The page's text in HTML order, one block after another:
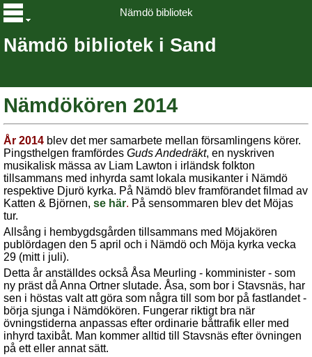
Nämdö bibliotek i Sand
Nämdö bibliotek
Nämdökören 2014
År 2014 blev det mer samarbete mellan församlingens körer.
Pingsthelgen framfördes Guds Andedräkt, en nyskriven
musikalisk mässa av Liam Lawton i irländsk folkton
tillsammans med inhyrda samt lokala musikanter i Nämdö
respektive Djurö kyrka. På Nämdö blev framförandet filmad av
Katten & Björnen, se här. På sensommaren blev det Möjas
tur.
Allsång i hembygdsgården tillsammans med Möjakören
publördagen den 5 april och i Nämdö och Möja kyrka vecka
29 (mitt i juli).
Detta år anställdes också Åsa Meurling - komminister - som
ny präst då Anna Ortner slutade. Åsa, som bor i Stavsnäs, har
sen i höstas valt att göra som några till som bor på fastlandet -
börja sjunga i Nämdökören. Fungerar riktigt bra när
övningstiderna anpassas efter ordinarie båttrafik eller med
inhyrd taxibåt. Man kommer alltid till Stavsnäs efter övningen
på ett eller annat sätt.